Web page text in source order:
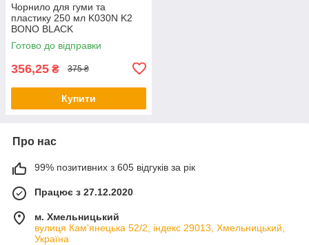
Чорнило для гуми та
пластику 250 мл K030N K2
BONO BLACK
Готово до відправки
356,25 ₴ 375 ₴
Купити
Про нас
99% позитивних з 605 відгуків за рік
Працює з 27.12.2020
м. Хмельницький
вулиця Кам'янецька 52/2, індекс 29013, Хмельницький,
Україна